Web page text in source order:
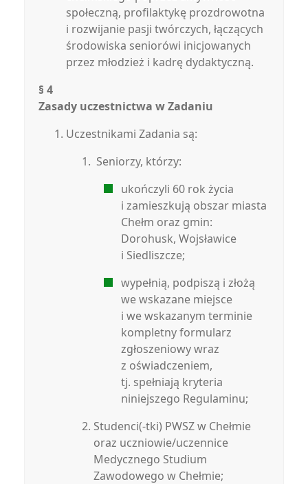
społeczną, profilaktykę prozdrowotna
i rozwijanie pasji twórczych, łączących
środowiska seniorówi inicjowanych
przez młodzież i kadrę dydaktyczną.
§ 4
Zasady uczestnictwa w Zadaniu
Uczestnikami Zadania są:
Seniorzy, którzy:
ukończyli 60 rok życia
i zamieszkują obszar miasta
Chełm oraz gmin:
Dorohusk, Wojsławice
i Siedliszcze;
wypełnią, podpiszą i złożą
we wskazane miejsce
i we wskazanym terminie
kompletny formularz
zgłoszeniowy wraz
z oświadczeniem,
tj. spełniają kryteria
niniejszego Regulaminu;
Studenci(-tki) PWSZ w Chełmie
oraz uczniowie/uczennice
Medycznego Studium
Zawodowego w Chełmie;